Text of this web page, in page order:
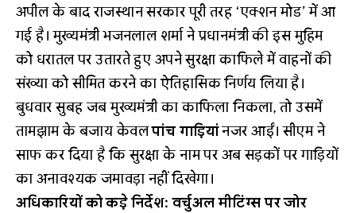
अपील के बाद राजस्थान सरकार पूरी तरह ‘एक्शन मोड’ में आ
गई है। मुख्यमंत्री भजनलाल शर्मा ने प्रधानमंत्री की इस मुहिम
को धरातल पर उतारते हुए अपने सुरक्षा काफिले में वाहनों की
संख्या को सीमित करने का ऐतिहासिक निर्णय लिया है।
बुधवार सुबह जब मुख्यमंत्री का काफिला निकला, तो उसमें
तामझाम के बजाय केवलपांच गाड़ियांनजर आईं। सीएम ने
साफ कर दिया है कि सुरक्षा के नाम पर अब सड़कों पर गाड़ियों
का अनावश्यक जमावड़ा नहीं दिखेगा।
अधिकारियों को कड़े निर्देश: वर्चुअल मीटिंग्स पर जोर